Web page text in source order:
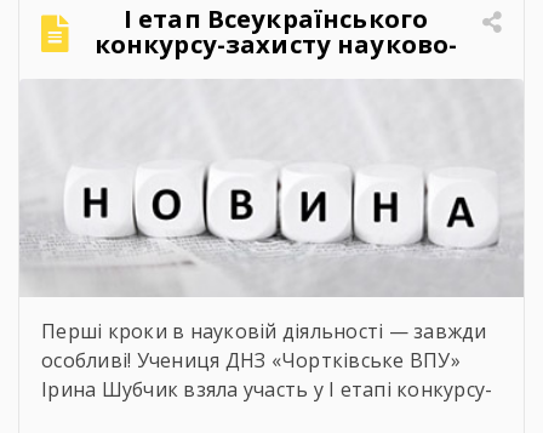
поезії, а також разом виконали безсмертний
[…]
І етап Всеукраїнського
конкурсу-захисту науково-
дослідницьких робіт учнів-
Перші кроки в науковій діяльності — завжди
особливі! Учениця ДНЗ «Чортківське ВПУ»
Ірина Шубчик взяла участь у І етапі конкурсу-